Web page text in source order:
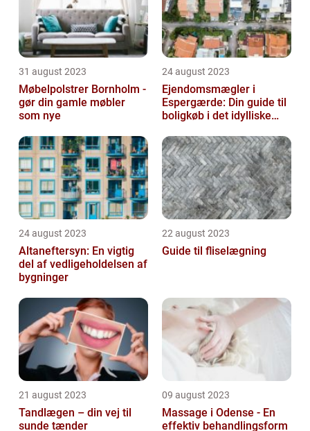
31 august 2023
Møbelpolstrer Bornholm -
gør din gamle møbler
som nye
24 august 2023
Ejendomsmægler i
Espergærde: Din guide til
boligkøb i det idylliske
24 august 2023
Altaneftersyn: En vigtig
del af vedligeholdelsen af
bygninger
22 august 2023
Guide til fliselægning
21 august 2023
Tandlægen – din vej til
sunde tænder
09 august 2023
Massage i Odense - En
effektiv behandlingsform